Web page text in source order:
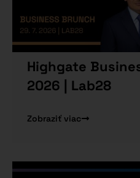
Highgate
2026 | Lab28
Zobraziť viac